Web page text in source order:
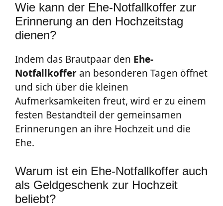
Wie kann der Ehe-Notfallkoffer zur
Erinnerung an den Hochzeitstag
dienen?
Indem das Brautpaar den Ehe-
Notfallkoffer an besonderen Tagen öffnet
und sich über die kleinen
Aufmerksamkeiten freut, wird er zu einem
festen Bestandteil der gemeinsamen
Erinnerungen an ihre Hochzeit und die
Ehe.
Warum ist ein Ehe-Notfallkoffer auch
als Geldgeschenk zur Hochzeit
beliebt?